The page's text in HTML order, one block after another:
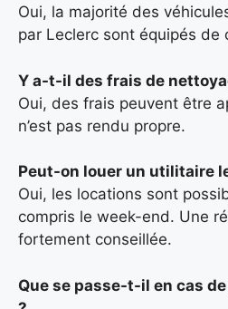
Oui, la majorité des
par Leclerc sont équipés de
Y a-t-il des frais de
Oui, des frais peuvent être
n’est pas rendu propre.
Peut-on louer un utilitaire
Oui, les locations sont
compris le week-end. Une
fortement conseillée.
Que se passe-t-il en cas